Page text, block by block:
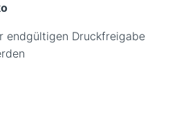
endgültigen Druckfreigabe